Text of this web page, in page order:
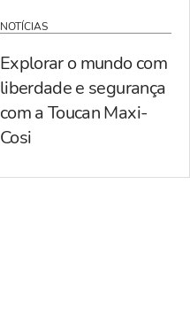
NOTÍCIAS
Explorar o mundo com
liberdade e segurança
com a Toucan Maxi-
Cosi